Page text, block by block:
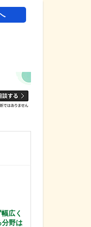
広く
分野は